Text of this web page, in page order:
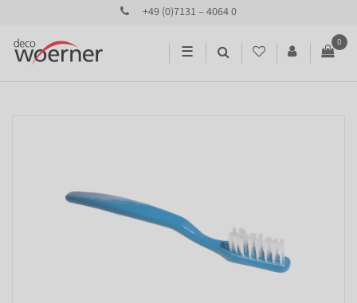
+49 (0)7131 – 4064 0
☰
0